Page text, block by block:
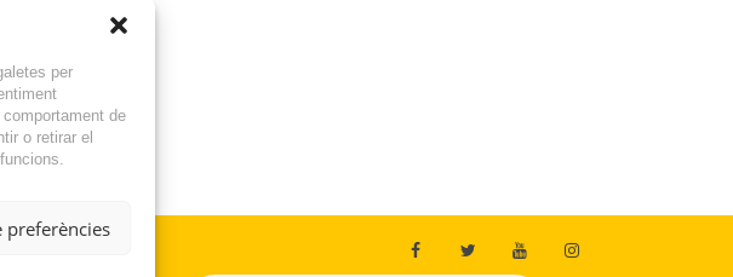
per
de
o retirar el
preferències